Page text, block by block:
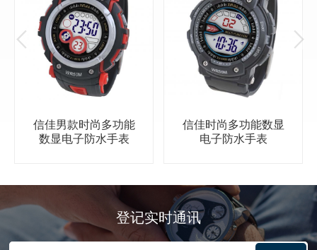
信佳男款时尚多功能
数显电子防水手表
信佳时尚多功能数显
电子防水手表
登记实时通讯